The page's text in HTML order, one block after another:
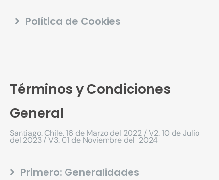
Política de Cookies
Términos y Condiciones
General
Santiago. Chile. 16 de Marzo del 2022 / V2. 10 de Julio
del 2023 / V3. 01 de Noviembre del 2024
Primero: Generalidades